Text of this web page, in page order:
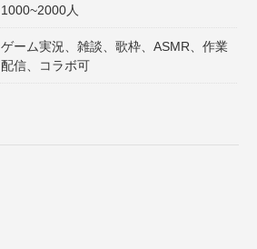
1000~2000人
ゲーム実況、雑談、歌枠、ASMR、作業
配信、コラボ可